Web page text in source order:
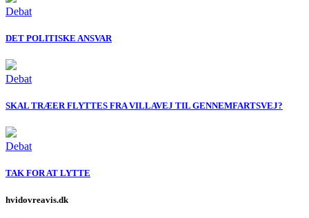
Debat
DET POLITISKE ANSVAR
Debat
SKAL TRÆER FLYTTES FRA VILLAVEJ TIL GENNEMFARTSVEJ?
Debat
TAK FOR AT LYTTE
hvidovreavis.dk